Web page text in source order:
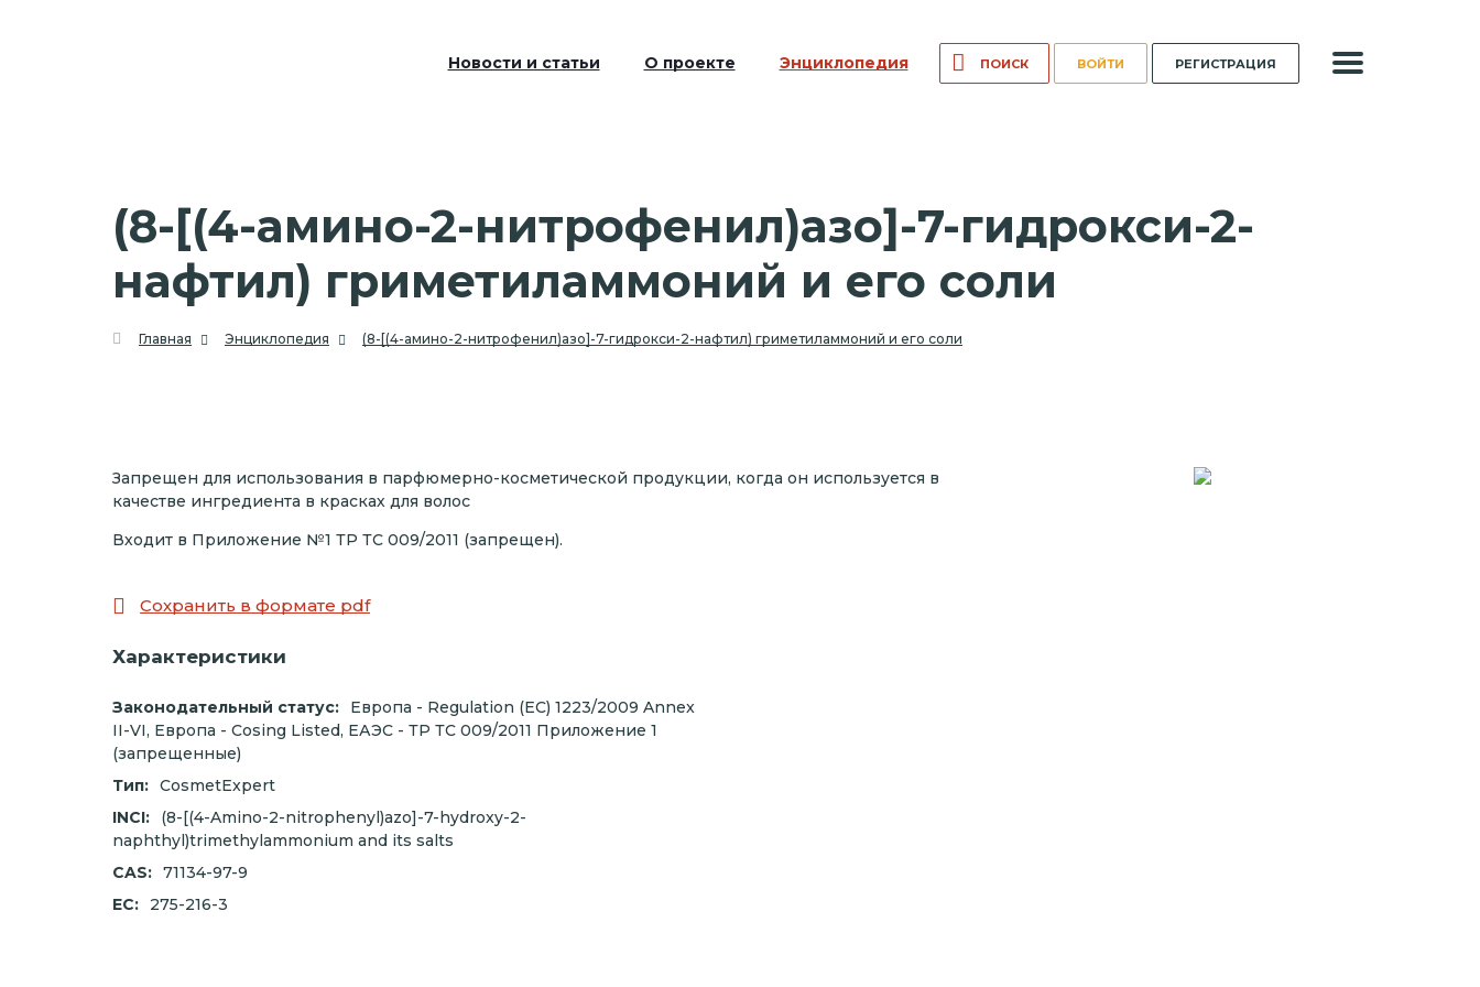
Новости и статьи О проекте Энциклопедия ВОЙТИ РЕГИСТРАЦИЯ
(8-[(4-амино-2-нитрофенил)азо]-7-гидрокси-2-
нафтил) гриметиламмоний и его соли
Главная Энциклопедия (8-[(4-амино-2-нитрофенил)азо]-7-гидрокси-2-нафтил) гриметиламмоний и его соли
Запрещен для использования в парфюмерно-косметической продукции, когда он используется в
качестве ингредиента в красках для волос
Входит в Приложение №1 ТР ТС 009/2011 (запрещен).
Сохранить в формате pdf
Характеристики
Законодательный статус:
Европа - Regulation (EC) 1223/2009 Annex
II-VI, Европа - Cosing Listed, ЕАЭС - ТР ТС 009/2011 Приложение 1
(запрещенные)
Тип: CosmetExpert
INCI:
(8-[(4-Amino-2-nitrophenyl)azo]-7-hydroxy-2-
naphthyl)trimethylammonium and its salts
CAS: 71134-97-9
EC:
275-216-3